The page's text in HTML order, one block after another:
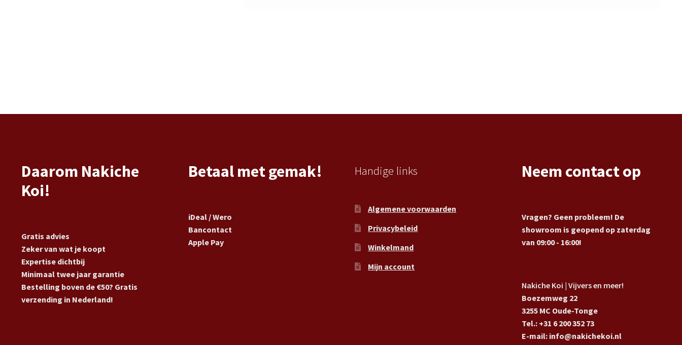
Daarom Nakiche
Koi!
Gratis advies
Zeker van wat je koopt
Expertise dichtbij
Minimaal twee jaar garantie
Bestelling boven de €50? Gratis
verzending in Nederland!
Betaal met gemak!
iDeal / Wero
Bancontact
Apple Pay
Handige links
Algemene voorwaarden
Privacybeleid
Winkelmand
Mijn account
Neem contact op
Vragen? Geen probleem! De
showroom is geopend op zaterdag
van 09:00 - 16:00!
Nakiche Koi | Vijvers en meer!
Boezemweg 22
3255 MC Oude-Tonge
Tel.: +31 6 200 352 73
E-mail: info@nakichekoi.nl